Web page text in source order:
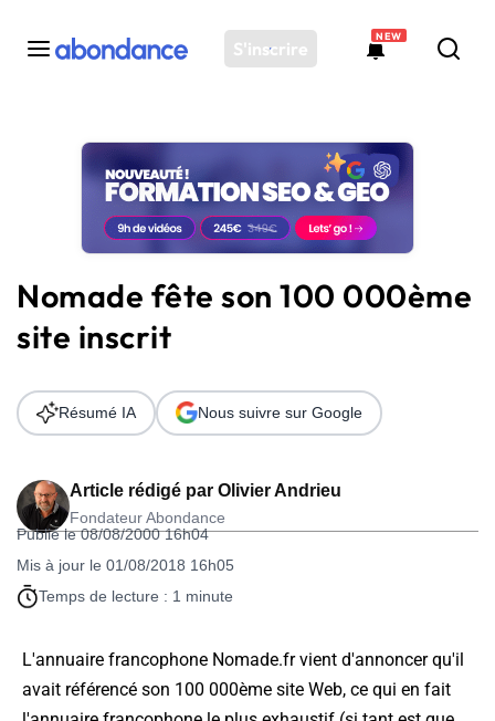
S'inscrire
NEW
Toutes les actus
Actus SEO
Plateforme
Solutions
Ressources
Audit SEO
Nomade fête son 100 000ème
site inscrit
Article rédigé par Olivier Andrieu
Fondateur Abondance
Publié le 08/08/2000 16h04
Mis à jour le 01/08/2018 16h05
Temps de lecture : 1 minute
Résumé IA Nous suivre sur Google
L'annuaire francophone Nomade.fr vient d'annoncer qu'il
avait référencé son 100 000ème site Web, ce qui en fait